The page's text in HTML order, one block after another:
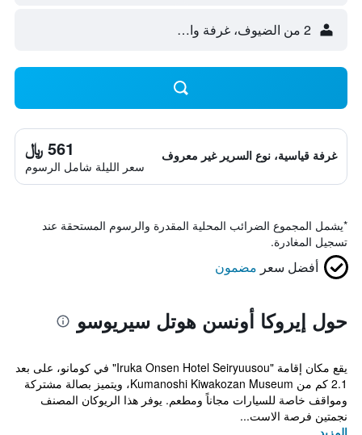
2 من الضيوف، غرفة واحدة
غرفة قياسية، نوع السرير غير معروف 561 ﷼
سعر الليلة شامل الرسوم
*يشمل المجموع الضرائب المحلية المقدرة والرسوم المستحقة عند
تسجيل المغادرة.
أفضل سعر مضمون
حول إيروكا أونسن هوتل سيريوسو
يقع مكان إقامة "Iruka Onsen Hotel Seiryuusou" في كومانو، على بعد
2.1 كم من Kumanoshi Kiwakozan Museum، ويتميز بصالة مشتركة
ومواقف خاصة للسيارات مجاناً ومطعم. يوفر هذا الريوكان المصنف
نجمتين فرصة الاست...
المزيد